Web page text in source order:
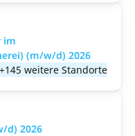
im
(m/w/d) 2026
+145 weitere Standorte
d) 2026